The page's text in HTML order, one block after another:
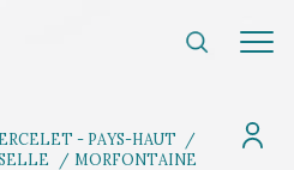
- PAYS-HAUT
MORFONTAINE